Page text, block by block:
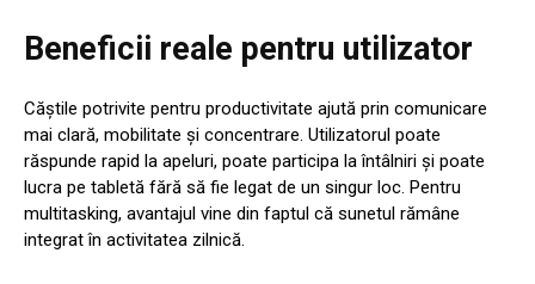
Beneficii reale pentru utilizator
Căștile potrivite pentru productivitate ajută prin comunicare
mai clară, mobilitate și concentrare. Utilizatorul poate
răspunde rapid la apeluri, poate participa la întâlniri și poate
lucra pe tabletă fără să fie legat de un singur loc. Pentru
multitasking, avantajul vine din faptul că sunetul rămâne
integrat în activitatea zilnică.